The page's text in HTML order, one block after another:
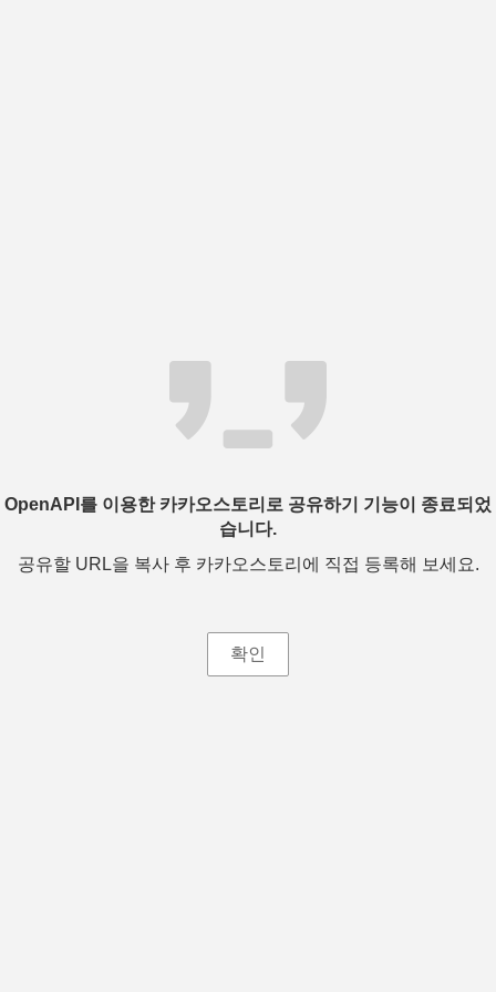
OpenAPI를 이용한 카카오스토리로 공유하기 기능이 종료되었
습니다.
공유할 URL을 복사 후 카카오스토리에 직접 등록해 보세요.
확인